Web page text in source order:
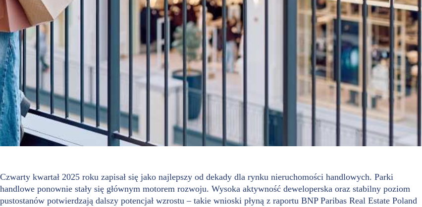
Czwarty kwartał 2025 roku zapisał się jako najlepszy od dekady dla rynku nieruchomości handlowych. Parki
handlowe ponownie stały się głównym motorem rozwoju. Wysoka aktywność deweloperska oraz stabilny poziom
pustostanów potwierdzają dalszy potencjał wzrostu – takie wnioski płyną z raportu BNP Paribas Real Estate Poland